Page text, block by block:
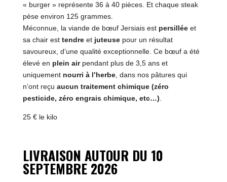
« burger » représente 36 à 40 pièces. Et chaque steak
pèse environ 125 grammes.
Méconnue, la viande de bœuf Jersiais est persilléeet
sa chair est tendreet juteusepour un résultat
savoureux, d’une qualité exceptionnelle. Ce bœuf a été
élevé en plein airpendant plus de 3,5 ans et
uniquement nourri à l’herbe, dans nos pâtures qui
n’ont reçu aucun traitement chimique (zéro
pesticide, zéro engrais chimique, etc…).
25 € le kilo
LIVRAISON AUTOUR DU 10
SEPTEMBRE 2026